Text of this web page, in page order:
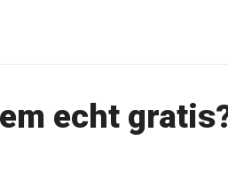
echt